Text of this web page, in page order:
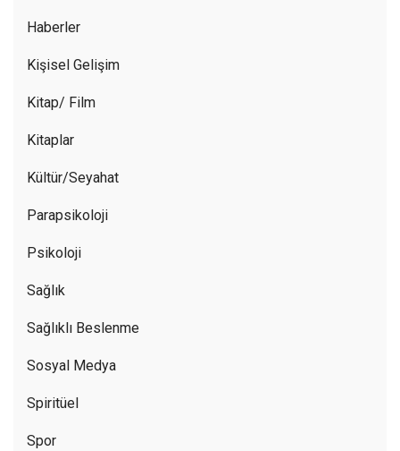
Haberler
Kişisel Gelişim
Kitap/ Film
Kitaplar
Kültür/Seyahat
Parapsikoloji
Psikoloji
Sağlık
Sağlıklı Beslenme
Sosyal Medya
Spiritüel
Spor